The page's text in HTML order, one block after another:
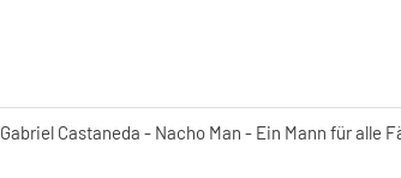
Gabriel Castaneda - Nacho Man - Ein Mann für alle